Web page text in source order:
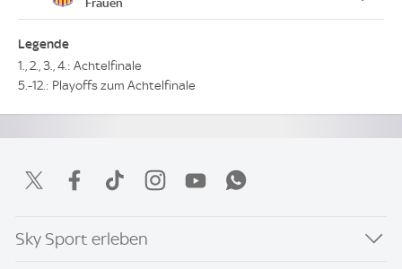
Frauen
Legende
1., 2., 3., 4.: Achtelfinale
5.-12.: Playoffs zum Achtelfinale
Sky Sport erleben